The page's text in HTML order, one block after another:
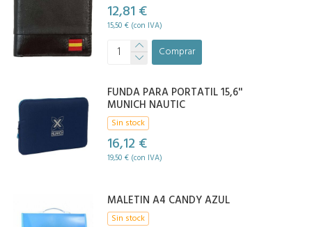
12,81 €
15,50 € (con IVA)
Comprar
FUNDA PARA PORTATIL 15,6''
MUNICH NAUTIC
Sin stock
16,12 €
19,50 € (con IVA)
MALETIN A4 CANDY AZUL
Sin stock